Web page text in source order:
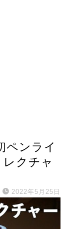
ペンライ
クチャ
2022年5月25日